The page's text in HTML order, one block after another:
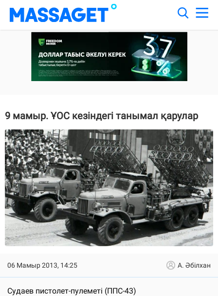
9 мамыр. ҰОС кезіндегі танымал қарулар
06 Мамыр 2013, 14:25 А. Әбілхан
Судаев пистолет-пулеметі (ППС-43)